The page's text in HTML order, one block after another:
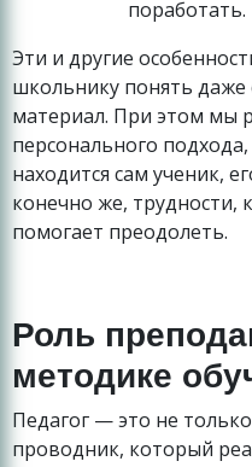
поработать.
Эти и другие
школьнику понять
материал. При этом мы
персонального
находится сам ученик,
конечно же, трудности,
помогает преодолеть.
Роль
методике
Педагог — это не
проводник, который